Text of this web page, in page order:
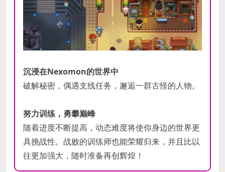
沉浸在Nexomon的世界中
破解秘密，偶遇支线任务，邂逅一群古怪的人物。
努力训练，勇攀巅峰
随着进度不断提高，动态难度将使你身边的世界更
具挑战性。战败的训练师也能荣耀归来，并且比以
往更加强大，随时准备再创辉煌！